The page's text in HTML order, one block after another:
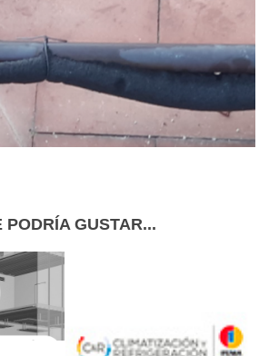
PODRÍA GUSTAR...